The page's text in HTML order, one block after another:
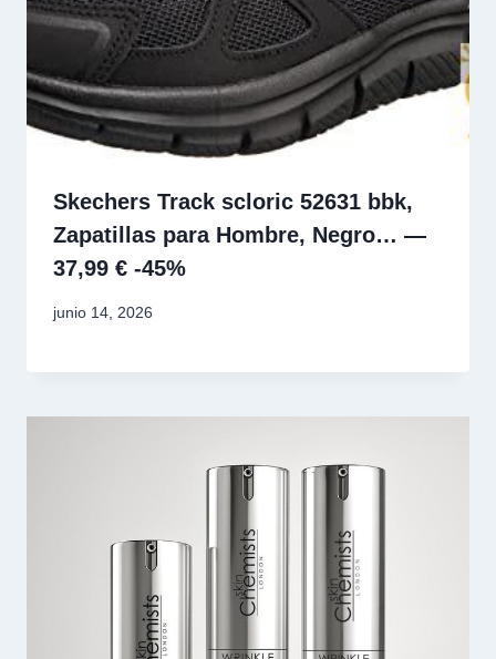
Skechers Track scloric 52631 bbk,
Zapatillas para Hombre, Negro… —
37,99 € -45%
junio 14, 2026